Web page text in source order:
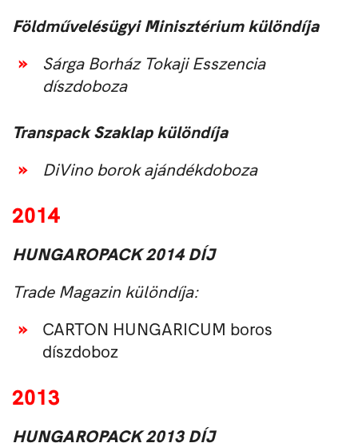
Földművelésügyi Minisztérium különdíja
Sárga Borház Tokaji Esszencia
díszdoboza
Transpack Szaklap különdíja
DiVino borok ajándékdoboza
2014
HUNGAROPACK 2014 DÍJ
Trade Magazin különdíja:
CARTON HUNGARICUM boros
díszdoboz
2013
HUNGAROPACK 2013 DÍJ